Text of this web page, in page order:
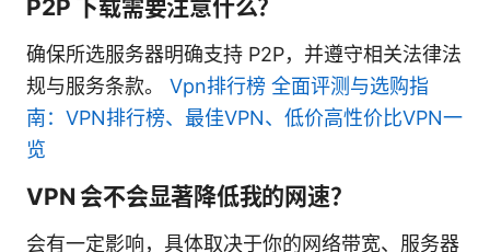
P2P 下载需要注意什么？
确保所选服务器明确支持 P2P，并遵守相关法律法
规与服务条款。 Vpn排行榜 全面评测与选购指
南：VPN排行榜、最佳VPN、低价高性价比VPN一
览
VPN 会不会显著降低我的网速？
会有一定影响，具体取决于你的网络带宽、服务器